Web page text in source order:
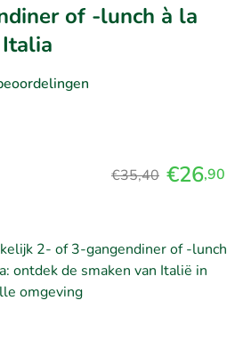
of -lunch à la
€35,40 €26,90
2- of 3-gangendiner of -lunch
ontdek de smaken van Italië in
omgeving